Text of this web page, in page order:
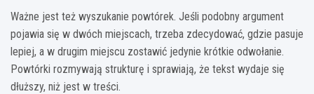
Ważne jest też wyszukanie powtórek. Jeśli podobny argument
pojawia się w dwóch miejscach, trzeba zdecydować, gdzie pasuje
lepiej, a w drugim miejscu zostawić jedynie krótkie odwołanie.
Powtórki rozmywają strukturę i sprawiają, że tekst wydaje się
dłuższy, niż jest w treści.